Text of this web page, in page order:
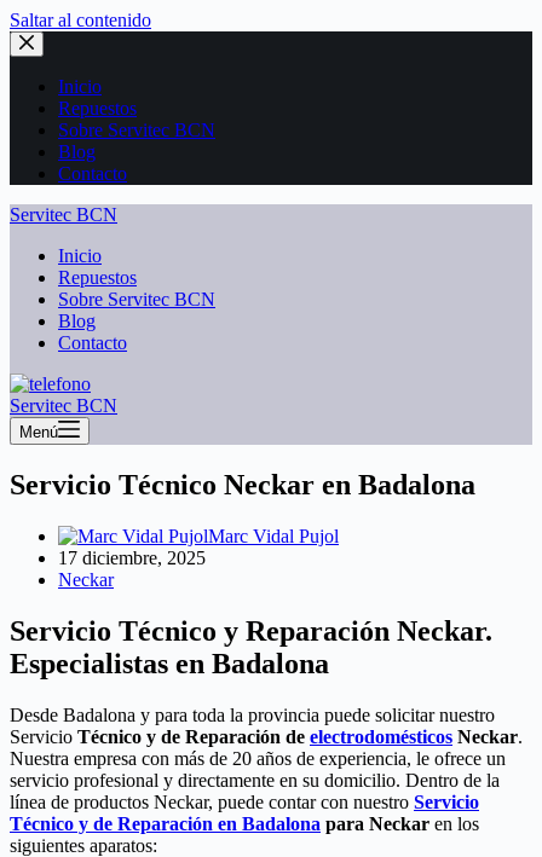
Saltar al contenido
Inicio
Repuestos
Sobre Servitec BCN
Blog
Contacto
Servitec BCN
Inicio
Repuestos
Sobre Servitec BCN
Blog
Contacto
Servitec BCN
Menú
Servicio Técnico Neckar en Badalona
Marc Vidal Pujol
17 diciembre, 2025
Neckar
Servicio Técnico y Reparación Neckar.
Especialistas en Badalona
Desde Badalona y para toda la provincia puede solicitar nuestro
Servicio Técnico y de Reparación de electrodomésticos Neckar.
Nuestra empresa con más de 20 años de experiencia, le ofrece un
servicio profesional y directamente en su domicilio. Dentro de la
línea de productos Neckar, puede contar con nuestro Servicio
Técnico y de Reparación en Badalona para Neckar en los
siguientes aparatos: